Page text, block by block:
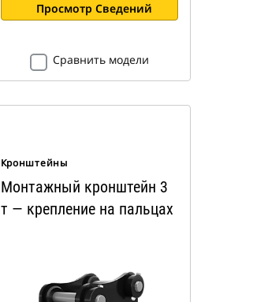
Просмотр Сведений
Сравнить модели
Кронштейны
Монтажный кронштейн 3
т — крепление на пальцах